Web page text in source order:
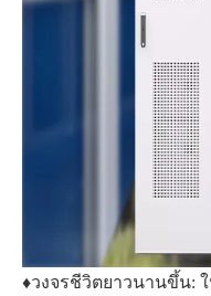
♦วงจรชีวิตยาวนานขึ้น: